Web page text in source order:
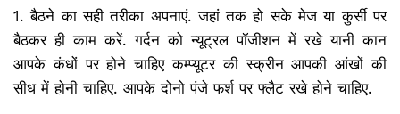
1. बैठने का सही तरीका अपनाएं. जहां तक हो सके मेज या कुर्सी पर
बैठकर ही काम करें. गर्दन को न्यूट्रल पॉजीशन में रखे यानी कान
आपके कंधों पर होने चाहिए कम्प्यूटर की स्क्रीन आपकी आंखों की
सीध में होनी चाहिए. आपके दोनो पंजे फर्श पर फ्लैट रखे होने चाहिए.